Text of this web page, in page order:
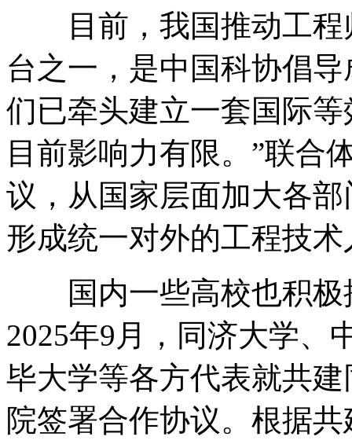
目前，我国推动工程
台之一，是中国科协倡
们已牵头建立一套国际
目前影响力有限。”联合
议，从国家层面加大各
形成统一对外的工程技
国内一些高校也积极
2025年9月，同济大学、
毕大学等各方代表就共
院签署合作协议。根据